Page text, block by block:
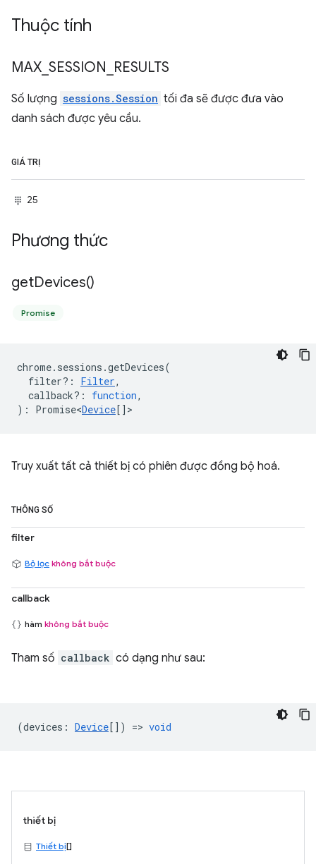
Thuộc tính
MAX SESSION RESULTS
Số lượng sessions.Session tối đa sẽ được đưa vào
danh sách được yêu cầu.
GIÁ TRỊ
25
Phương thức
getDevices()
Promise
chrome. sessions .getDevices(
filter? : Filter,
callback? : function,
) : Promise<Device[] >
Truy xuất tất cả thiết bị có phiên được đồng bộ hoá.
THÔNG SỐ
filter
Bộ lọc không bắt buộc
callback
hàm không bắt buộc
Tham số callback có dạng như sau:
(devices : Device[]) => void
thiết bị
Thiết bị[]